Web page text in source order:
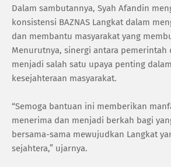
Dalam sambutannya, Syah Afandin
konsistensi BAZNAS Langkat dalam
dan membantu masyarakat yang
Menurutnya, sinergi antara pemerintah
menjadi salah satu upaya penting
kesejahteraan masyarakat.
“Semoga bantuan ini memberikan
menerima dan menjadi berkah bagi
bersama-sama mewujudkan Langkat
sejahtera,” ujarnya.